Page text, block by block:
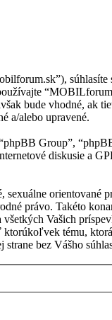
bude vhodné, ak
a/alebo upravené.
Group”,
diskusie a
sexuálne
právo. Takéto
Vašich
tému,
bez Vášho